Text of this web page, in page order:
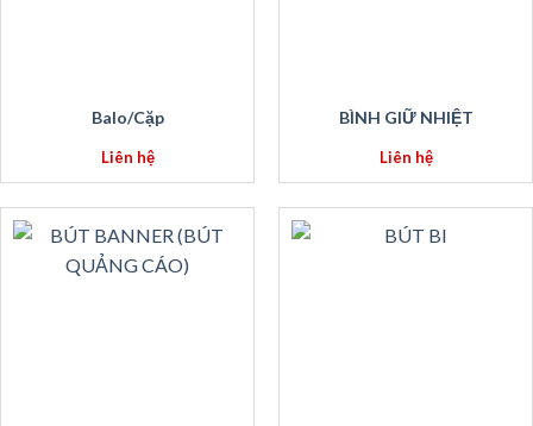
Balo/Cặp
Liên hệ
BÌNH GIỮ NHIỆT
Liên hệ